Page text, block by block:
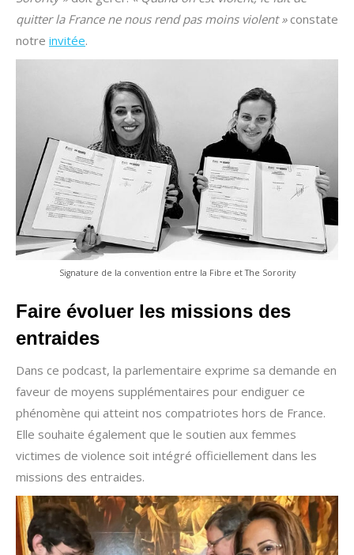
quitter la France ne nous rend pas moins violent »constate
notre invitée.
Signature de la convention entre la Fibre et The Sorority
Faire évoluer les missions des
entraides
Dans ce podcast, la parlementaire exprime sa demande en
faveur de moyens supplémentaires pour endiguer ce
phénomène qui atteint nos compatriotes hors de France.
Elle souhaite également que le soutien aux femmes
victimes de violence soit intégré officiellement dans les
missions des entraides.